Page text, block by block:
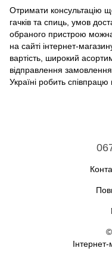
Отримати консультацію
гачків та спиць, умов
обраного пристрою
на сайті інтернет-
вартість, широкий
відправлення
Україні робить співпрацю